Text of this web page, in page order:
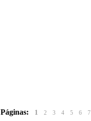
Páginas: 1 2 3 4 5 6 7